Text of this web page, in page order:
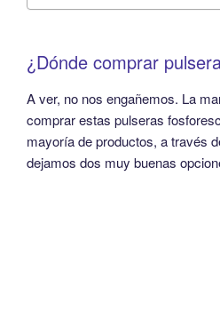
¿Dónde comprar
A ver, no nos engañemos. La
comprar estas pulseras
mayoría de productos, a través
dejamos dos muy buenas